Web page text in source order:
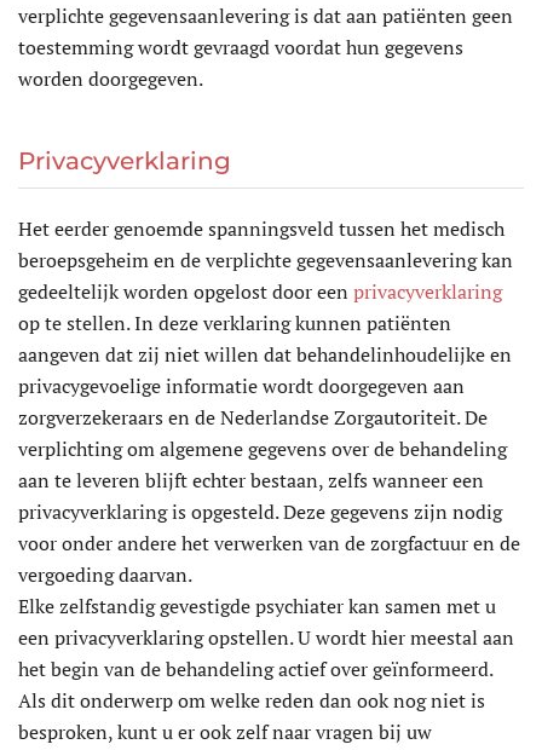
verplichte gegevensaanlevering is dat aan patiënten geen
toestemming wordt gevraagd voordat hun gegevens
worden doorgegeven.
Privacyverklaring
Het eerder genoemde spanningsveld tussen het medisch
beroepsgeheim en de verplichte gegevensaanlevering kan
gedeeltelijk worden opgelost door een privacyverklaring
op te stellen. In deze verklaring kunnen patiënten
aangeven dat zij niet willen dat behandelinhoudelijke en
privacygevoelige informatie wordt doorgegeven aan
zorgverzekeraars en de Nederlandse Zorgautoriteit. De
verplichting om algemene gegevens over de behandeling
aan te leveren blijft echter bestaan, zelfs wanneer een
privacyverklaring is opgesteld. Deze gegevens zijn nodig
voor onder andere het verwerken van de zorgfactuur en de
vergoeding daarvan.
Elke zelfstandig gevestigde psychiater kan samen met u
een privacyverklaring opstellen. U wordt hier meestal aan
het begin van de behandeling actief over geïnformeerd.
Als dit onderwerp om welke reden dan ook nog niet is
besproken, kunt u er ook zelf naar vragen bij uw